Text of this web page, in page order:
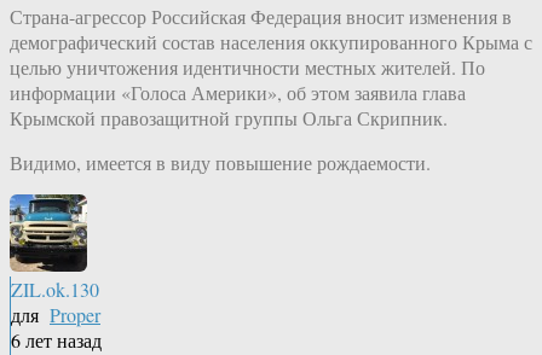
Страна-агрессор Российская Федерация вносит изменения в
демографический состав населения оккупированного Крыма с
целью уничтожения идентичности местных жителей. По
информации «Голоса Америки», об этом заявила глава
Крымской правозащитной группы Ольга Скрипник.
Видимо, имеется в виду повышение рождаемости.
ZIL.ok.130
для Proper
6 лет назад